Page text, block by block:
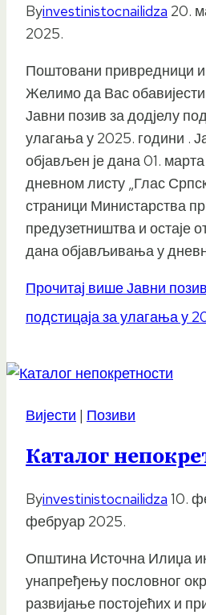
Byinvestinistocnailidza 20.
2025.
Поштовани привредници
Желимо да Вас
Јавни позив за додјелу
улагања у 2025. години .
објављен је дана 01.
дневном листу „Глас
страници Министарства
предузетништва и остаје
дана објављивања у
Прочитај вишеЈавни
подстицаја за улагања у
Вијести | Позиви
Каталог
Byinvestinistocnailidza 10.
фебруар 2025.
Општина Источна Илиџа
унапређењу пословног
развијање постојећих и